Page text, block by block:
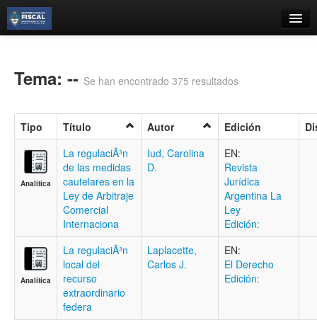
Contacto
Iniciar sesión
Tema: -- Se han encontrado 375 resultados
Tipo Título Autor Edición
Analítica
La regulaciÃ³n
de las medidas
cautelares en la
Ley de Arbitraje
Comercial
Internaciona
Iud, Carolina
D.
EN:
Revista
Jurídica
Argentina La
Ley
Edición:
Analítica
La regulaciÃ³n
local del
recurso
extraordinario
federa
Laplacette,
Carlos J.
EN:
El Derecho
Edición: